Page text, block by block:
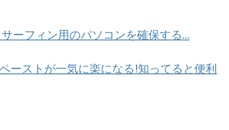
ーフィン用のパソコンを確保する...
ーストが一気に楽になる!知ってると便利